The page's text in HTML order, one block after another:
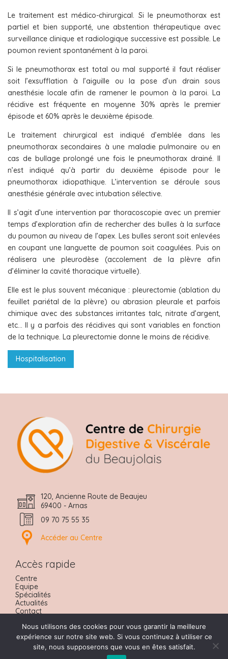
Le traitement est médico-chirurgical. Si le pneumothorax est
partiel et bien supporté, une abstention thérapeutique avec
surveillance clinique et radiologique successive est possible. Le
poumon revient spontanément à la paroi.
Si le pneumothorax est total ou mal supporté il faut réaliser
soit l’exsufflation à l’aiguille ou la pose d’un drain sous
anesthésie locale afin de ramener le poumon à la paroi. La
récidive est fréquente en moyenne 30% après le premier
épisode et 60% après le deuxième épisode.
Le traitement chirurgical est indiqué d’emblée dans les
pneumothorax secondaires à une maladie pulmonaire ou en
cas de bullage prolongé une fois le pneumothorax drainé. Il
n’est indiqué qu’à partir du deuxième épisode pour le
pneumothorax idiopathique. L’intervention se déroule sous
anesthésie générale avec intubation sélective.
Il s’agit d’une intervention par thoracoscopie avec un premier
temps d’exploration afin de rechercher des bulles à la surface
du poumon au niveau de l’apex. Les bulles seront soit enlevées
en coupant une languette de poumon soit coagulées. Puis on
réalisera une pleurodèse (accolement de la plèvre afin
d’éliminer la cavité thoracique virtuelle).
Elle est le plus souvent mécanique : pleurectomie (ablation du
feuillet pariétal de la plèvre) ou abrasion pleurale et parfois
chimique avec des substances irritantes talc, nitrate d’argent,
etc… Il y a parfois des récidives qui sont variables en fonction
de la technique. La pleurectomie donne le moins de récidive.
Hospitalisation
120, Ancienne Route de Beaujeu
69400 - Arnas
09 70 75 55 35
Accéder au Centre
Accès rapide
Centre
Equipe
Spécialités
Actualités
Contact
Urgences
Prendre RDV
Nous utilisons des cookies pour vous garantir la meilleure
expérience sur notre site web. Si vous continuez à utiliser ce
site, nous supposerons que vous en êtes satisfait.